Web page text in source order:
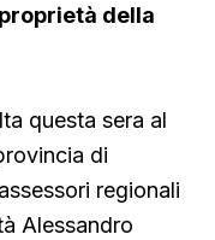
della
questa sera al
di
regionali
Alessandro